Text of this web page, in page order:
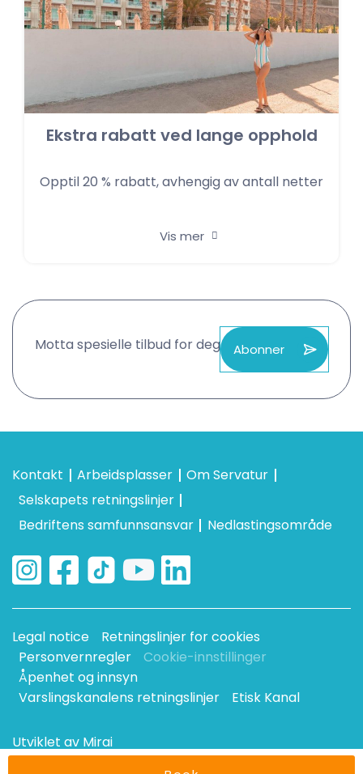
Ekstra rabatt ved lange opphold
Opptil 20 % rabatt, avhengig av antall netter
Vis mer
Motta spesielle tilbud for deg Abonner
Kontakt Arbeidsplasser
Om Servatur
Selskapets retningslinjer
Bedriftens samfunnsansvar
Nedlastingsområde
Legal notice
Retningslinjer for cookies
Personvernregler
Cookie-innstillinger
Åpenhet og innsyn
Varslingskanalens retningslinjer
Etisk Kanal
Utviklet av Mirai